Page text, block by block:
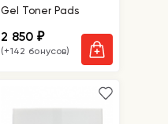
Gel Toner Pads
2 850₽
(+142 бонусов)